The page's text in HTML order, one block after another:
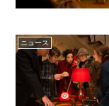
ニュース